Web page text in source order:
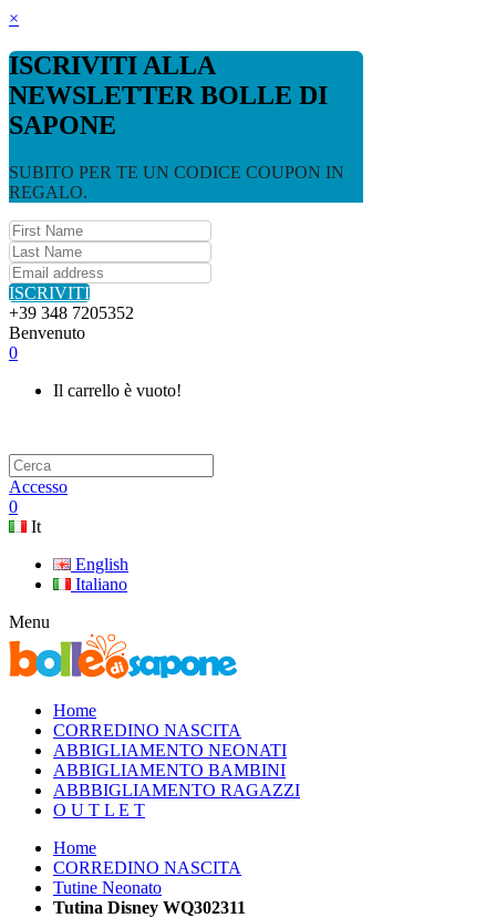
×
ISCRIVITI ALLA
NEWSLETTER BOLLE DI
SAPONE
SUBITO PER TE UN CODICE COUPON IN
REGALO.
ISCRIVITI
+39 348 7205352
Benvenuto
0
Il carrello è vuoto!
Accesso
0
It
English
Italiano
Menu
Home
CORREDINO NASCITA
ABBIGLIAMENTO NEONATI
ABBIGLIAMENTO BAMBINI
ABBBIGLIAMENTO RAGAZZI
O U T L E T
Home
CORREDINO NASCITA
Tutine Neonato
Tutina Disney WQ302311